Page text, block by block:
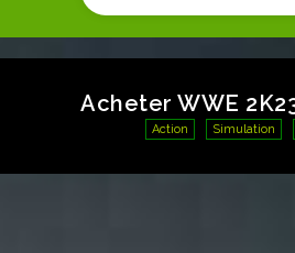
Acheter WWE
Action Simulation